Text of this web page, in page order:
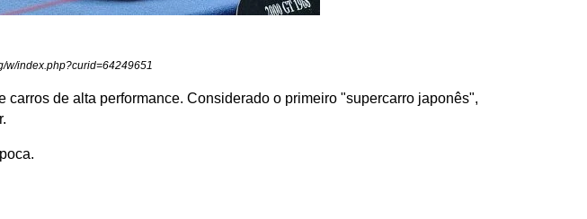
w/index.php?curid=64249651
de alta performance. Considerado o primeiro "supercarro japonês",